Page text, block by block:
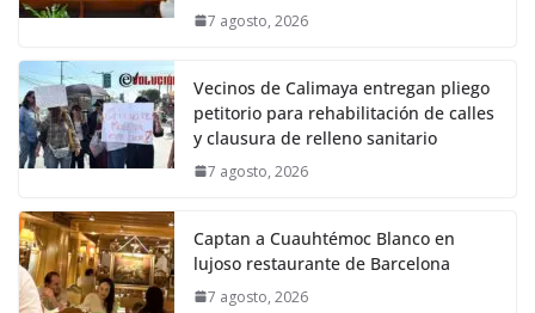
7 agosto, 2026
Vecinos de Calimaya entregan pliego
petitorio para rehabilitación de calles
y clausura de relleno sanitario
7 agosto, 2026
Captan a Cuauhtémoc Blanco en
lujoso restaurante de Barcelona
7 agosto, 2026